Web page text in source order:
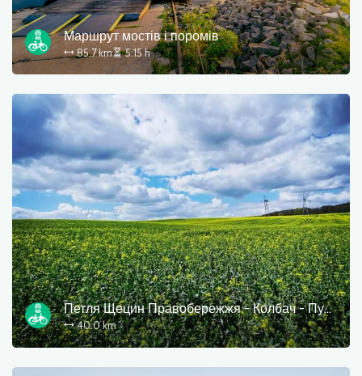
Маршрут мостів і поромів
85.7 km 5:15 h
Петля Щецин Правобережжя - Колбач - Пуща Букова
40.0 km